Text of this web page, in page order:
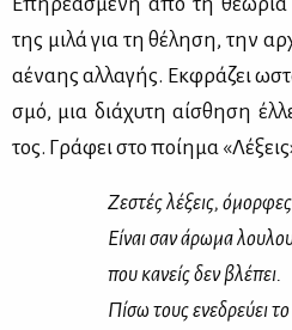
της μι­λά για τη θέ­λη­ση, την
αέ­ναης αλ­λα­γής. Εκ­φρά­ζει
σμό, μια διά­χυ­τη αί­σθη­ση
τος. Γρά­φει στο ποί­η­μα
Ζε­στές λέ­ξεις,
Εί­ναι σαν άρω­μα
που κα­νείς δεν βλέ­πει.
Πί­σω τους ενε­δρεύ­ει